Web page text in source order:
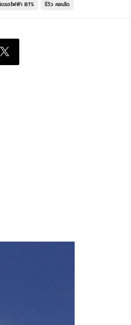
รถไฟฟ้า BTS รีวิว คอนโด